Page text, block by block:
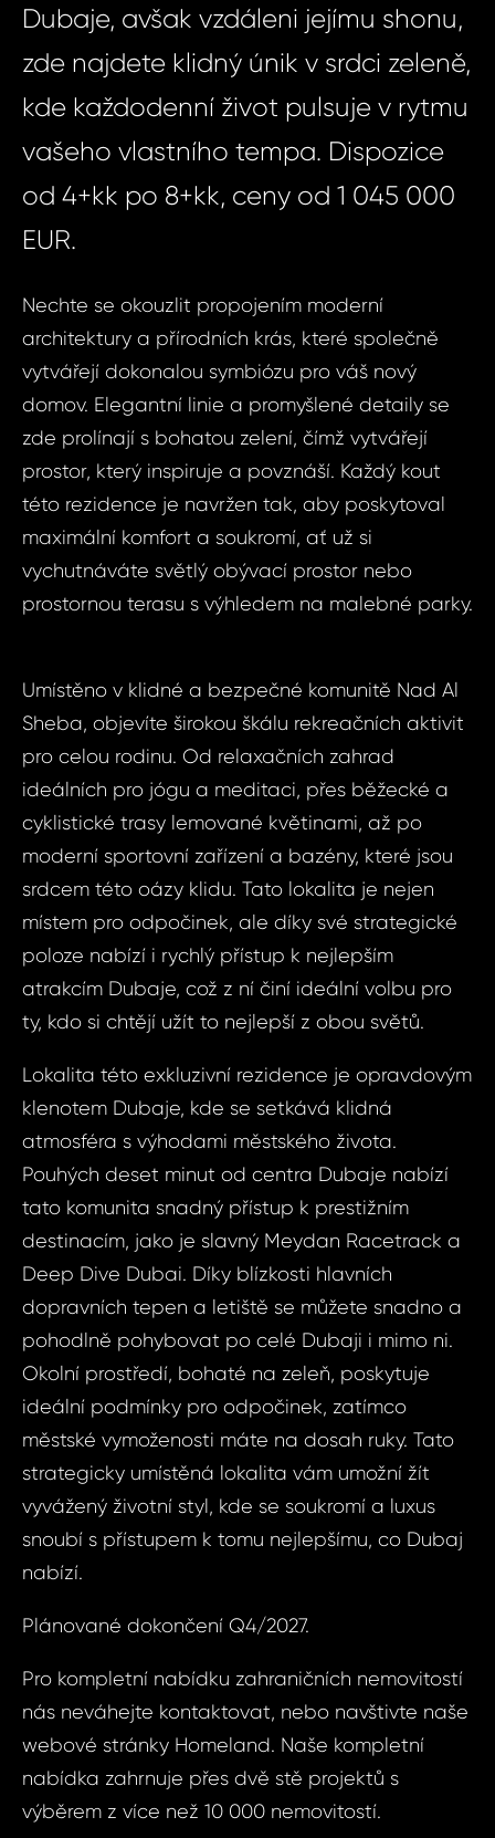
Dubaje, avšak vzdáleni jejímu shonu,
zde najdete klidný únik v srdci zeleně,
kde každodenní život pulsuje v rytmu
vašeho vlastního tempa. Dispozice
od 4+kk po 8+kk, ceny od 1 045 000
EUR.
Nechte se okouzlit propojením moderní
architektury a přírodních krás, které společně
vytvářejí dokonalou symbiózu pro váš nový
domov. Elegantní linie a promyšlené detaily se
zde prolínají s bohatou zelení, čímž vytvářejí
prostor, který inspiruje a povznáší. Každý kout
této rezidence je navržen tak, aby poskytoval
maximální komfort a soukromí, ať už si
vychutnáváte světlý obývací prostor nebo
prostornou terasu s výhledem na malebné parky.
Umístěno v klidné a bezpečné komunitě Nad Al
Sheba, objevíte širokou škálu rekreačních aktivit
pro celou rodinu. Od relaxačních zahrad
ideálních pro jógu a meditaci, přes běžecké a
cyklistické trasy lemované květinami, až po
moderní sportovní zařízení a bazény, které jsou
srdcem této oázy klidu. Tato lokalita je nejen
místem pro odpočinek, ale díky své strategické
poloze nabízí i rychlý přístup k nejlepším
atrakcím Dubaje, což z ní činí ideální volbu pro
ty, kdo si chtějí užít to nejlepší z obou světů.
Lokalita této exkluzivní rezidence je opravdovým
klenotem Dubaje, kde se setkává klidná
atmosféra s výhodami městského života.
Pouhých deset minut od centra Dubaje nabízí
tato komunita snadný přístup k prestižním
destinacím, jako je slavný Meydan Racetrack a
Deep Dive Dubai. Díky blízkosti hlavních
dopravních tepen a letiště se můžete snadno a
pohodlně pohybovat po celé Dubaji i mimo ni.
Okolní prostředí, bohaté na zeleň, poskytuje
ideální podmínky pro odpočinek, zatímco
městské vymoženosti máte na dosah ruky. Tato
strategicky umístěná lokalita vám umožní žít
vyvážený životní styl, kde se soukromí a luxus
snoubí s přístupem k tomu nejlepšímu, co Dubaj
nabízí.
Plánované dokončení Q4/2027.
Pro kompletní nabídku zahraničních nemovitostí
nás neváhejte kontaktovat, nebo navštivte naše
webové stránky Homeland. Naše kompletní
nabídka zahrnuje přes dvě stě projektů s
výběrem z více než 10 000 nemovitostí.
ID1857 - Byt
arabské
4+kk,
Dubai
se